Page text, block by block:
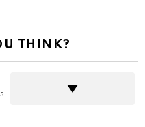
THINK?